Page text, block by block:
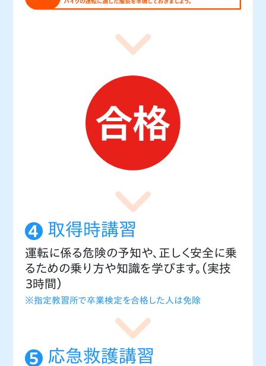
取得時講習
運転に係る危険の予知や、正しく安全に乗
るための乗り方や知識を学びます。（実技
３時間）
※指定教習所で卒業検定を合格した人は免除
応急救護講習